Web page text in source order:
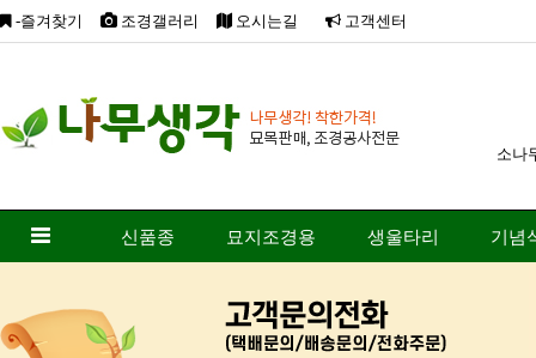
-즐겨찾기 조경갤러리 오시는길 고객센터
소나
신품종 묘지조경용 생울타리 기념